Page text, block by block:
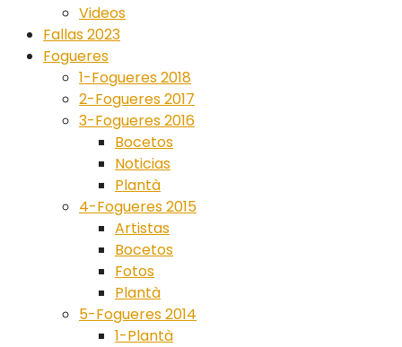
Videos
Fallas 2023
Fogueres
1-Fogueres 2018
2-Fogueres 2017
3-Fogueres 2016
Bocetos
Noticias
Plantà
4-Fogueres 2015
Artistas
Bocetos
Fotos
Plantà
5-Fogueres 2014
1-Plantà